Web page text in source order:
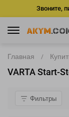
Звоните,
Главная
VARTA Start-
Фильтры